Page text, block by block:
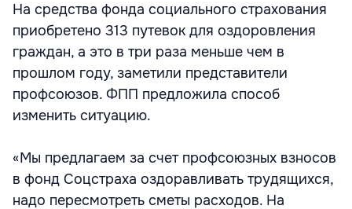
На средства фонда социального страхования
приобретено 313 путевок для оздоровления
граждан, а это в три раза меньше чем в
прошлом году, заметили представители
профсоюзов. ФПП предложила способ
изменить ситуацию.
«Мы предлагаем за счет профсоюзных взносов
в фонд Соцстраха оздоравливать трудящихся,
надо пересмотреть сметы расходов. На